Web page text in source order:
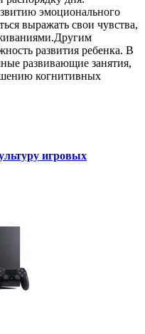
эмоционального
выражать свои чувства,
развития ребенка. В
развивающие занятия,
когнитивных
игровых